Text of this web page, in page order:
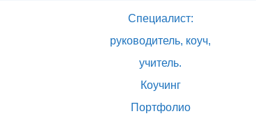
Специалист:
руководитель, коуч,
учитель.
Коучинг
Портфолио